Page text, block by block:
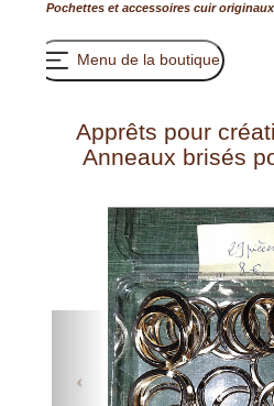
Pochettes et accessoires cuir
Menu de la boutique
Apprêts pour
Anneaux brisés
Previous